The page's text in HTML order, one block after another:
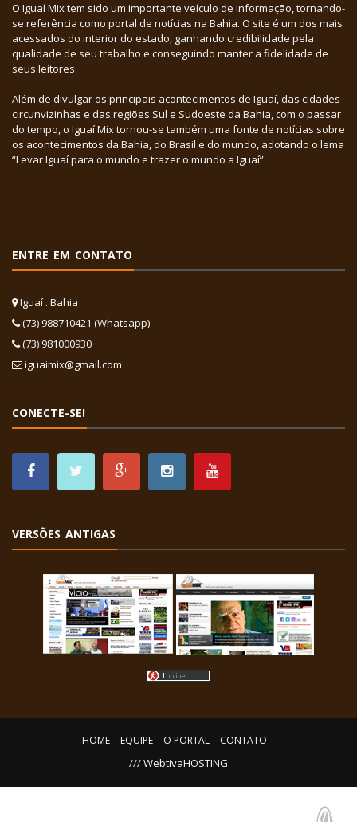
O Iguaí Mix tem sido um importante veículo de informação, tornando-
se referência como portal de notícias na Bahia. O site é um dos mais
acessados do interior do estado, ganhando credibilidade pela
qualidade de seu trabalho e conseguindo manter a fidelidade de
seus leitores.
Além de divulgar os principais acontecimentos de Iguaí, das cidades
circunvizinhas e das regiões Sul e Sudoeste da Bahia, com o passar
do tempo, o Iguaí Mix tornou-se também uma fonte de notícias sobre
os acontecimentos da Bahia, do Brasil e do mundo, adotando o lema
“Levar Iguaí para o mundo e trazer o mundo a Iguaí”.
ENTRE EM CONTATO
Iguaí . Bahia
(73) 988710421 (Whatsapp)
(73) 981000930
iguaimix@gmail.com
CONECTE-SE!
VERSÕES ANTIGAS
HOME EQUIPE O PORTAL CONTATO
/// WebtivaHOSTING